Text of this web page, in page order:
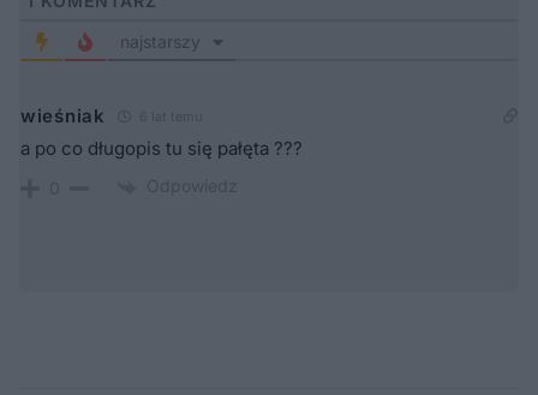
najstarszy
wieśniak
a po co długopis tu się pałęta ???